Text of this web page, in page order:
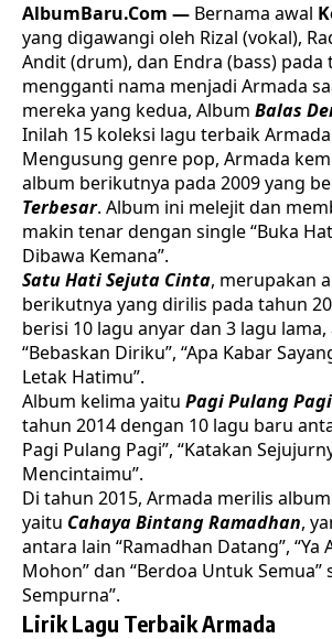
AlbumBaru.Com — Bernama awal
yang digawangi oleh Rizal (vokal),
Andit (drum), dan Endra (bass) pada
mengganti nama menjadi Armada
mereka yang kedua, Album Balas
Inilah 15 koleksi lagu terbaik
Mengusung genre pop, Armada
album berikutnya pada 2009 yang
Terbesar. Album ini melejit dan
makin tenar dengan single “Buka
Dibawa Kemana”.
Satu Hati Sejuta Cinta, merupakan
berikutnya yang dirilis pada tahun
berisi 10 lagu anyar dan 3 lagu
“Bebaskan Diriku”, “Apa Kabar
Letak Hatimu”.
Album kelima yaitu Pagi Pulang Pagi
tahun 2014 dengan 10 lagu baru
Pagi Pulang Pagi”, “Katakan
Mencintaimu”.
Di tahun 2015, Armada merilis
yaitu Cahaya Bintang Ramadhan,
antara lain “Ramadhan Datang”, “Ya
Mohon” dan “Berdoa Untuk Semua”
Sempurna”.
Lirik Lagu Terbaik Armada